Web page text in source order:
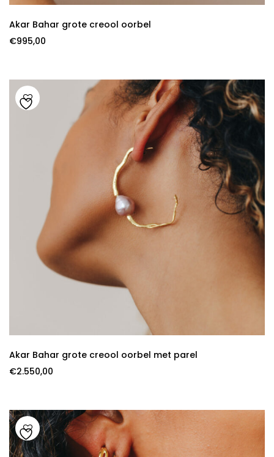
Akar Bahar grote creool oorbel
€995,00
Akar Bahar grote creool oorbel met parel
€2.550,00